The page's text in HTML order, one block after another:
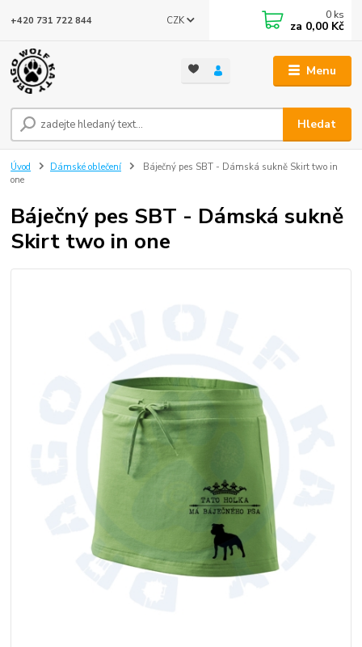
Menu
CZK
Hledat
+420 731 722 844 0 ks
za 0,00 Kč
Úvod Dámské oblečení
Báječný pes SBT - Dámská sukně Skirt two in
one
Báječný pes SBT - Dámská sukně
Skirt two in one